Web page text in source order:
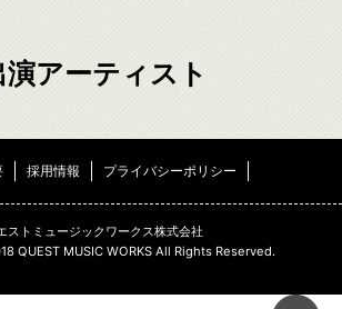
演アーティスト
採用情報 プライバシーポリシー
ストミュージックワークス株式会社
QUEST MUSIC WORKS All Rights Reserved.